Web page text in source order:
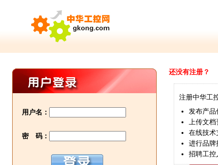
用户名：
密 码：
还没有注册？
注册中华工
发布产品
上传文档
在线技术
进行品牌
招聘工控